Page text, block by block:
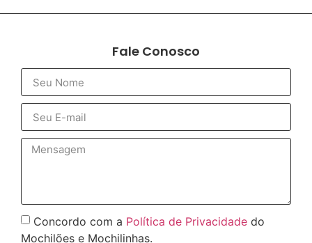
Fale Conosco
Concordo com a Política de Privacidade do
Mochilões e Mochilinhas.